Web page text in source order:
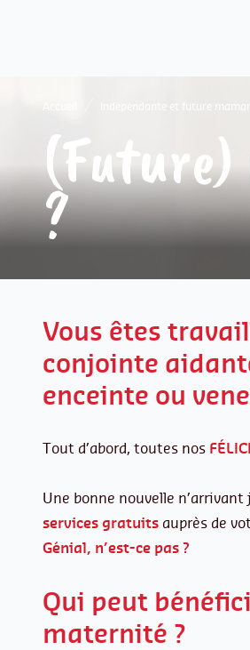
Indépendante et future maman
(Future)
?
Vous êtes
conjointe
enceinte ou
Tout d’abord, toutes nos
Une bonne nouvelle
services gratuits auprès de
Génial, n’est-ce pas ?
Qui peut
maternité ?